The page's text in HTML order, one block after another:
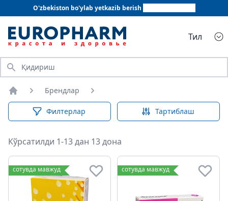
O'zbekiston bo'ylab yetkazib berish
Тил
Қидириш
Бош саҳифа
Брендлар
Филтерлар Тартиблаш
Кўрсатилди 1-13 дан 13 дона
сотувда мавжуд сотувда мавжуд